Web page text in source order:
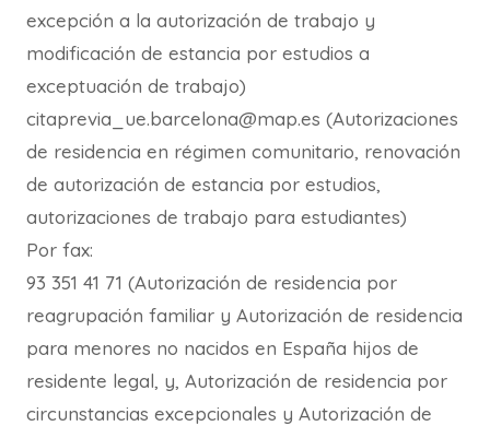
excepción a la autorización de trabajo y
modificación de estancia por estudios a
exceptuación de trabajo)
citaprevia_ue.barcelona@map.es (Autorizaciones
de residencia en régimen comunitario, renovación
de autorización de estancia por estudios,
autorizaciones de trabajo para estudiantes)
Por fax:
93 351 41 71 (Autorización de residencia por
reagrupación familiar y Autorización de residencia
para menores no nacidos en España hijos de
residente legal, y, Autorización de residencia por
circunstancias excepcionales y Autorización de